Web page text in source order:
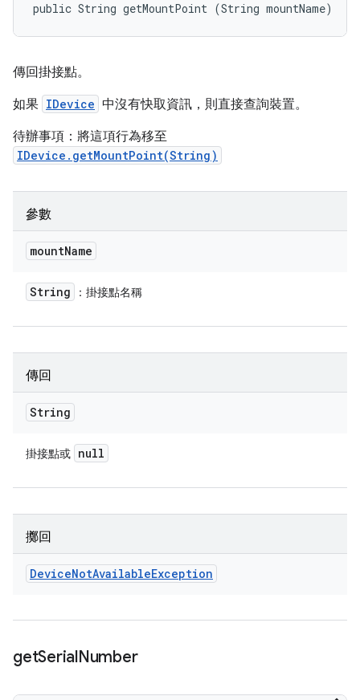
public String getMountPoint (String mountName)
傳回掛接點。
如果 IDevice 中沒有快取資訊，則直接查詢裝置。
待辦事項：將這項行為移至
IDevice.getMountPoint(String)
參數
mountName
String ：掛接點名稱
傳回
String
掛接點或 null
擲回
DeviceNotAvailableException
getSerialNumber